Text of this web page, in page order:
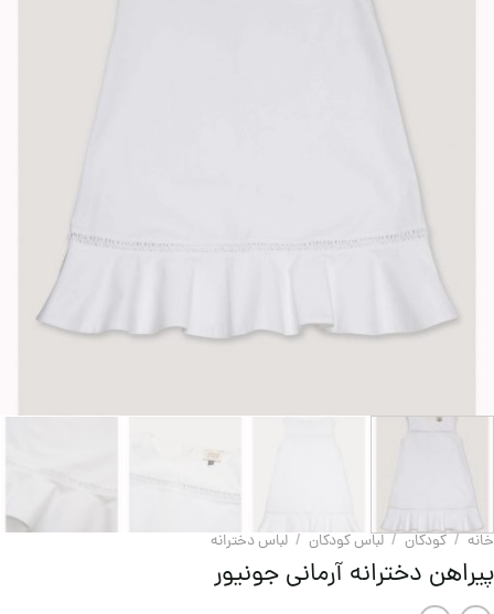
خانه / کودکان / لباس کودکان / لباس دخترانه
پیراهن دخترانه آرمانی جونیور